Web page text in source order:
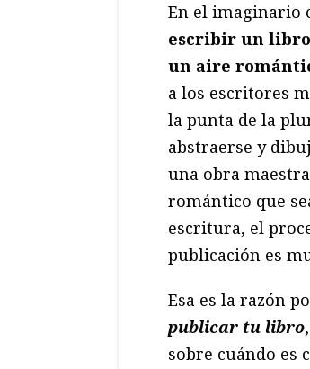
En el imaginario
escribir un
un aire
a los escritores
la punta de la
abstraerse y
una obra
romántico que
escritura, el
publicación es
Esa es la razón
publicar tu libro
sobre cuándo es